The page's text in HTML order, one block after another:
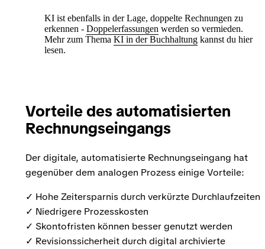
KI ist ebenfalls in der Lage, doppelte Rechnungen zu
erkennen - Doppelerfassungen werden so vermieden.
Mehr zum Thema KI in der Buchhaltung kannst du hier
lesen.
Vorteile des automatisierten
Rechnungseingangs
Der digitale, automatisierte Rechnungseingang hat
gegenüber dem analogen Prozess einige Vorteile:
✓ Hohe Zeitersparnis durch verkürzte Durchlaufzeiten
✓ Niedrigere Prozesskosten
✓ Skontofristen können besser genutzt werden
✓ Revisionssicherheit durch digital archivierte